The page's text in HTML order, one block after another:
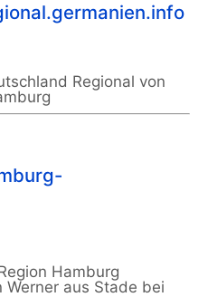
Regional von
Hamburg
aus Stade bei